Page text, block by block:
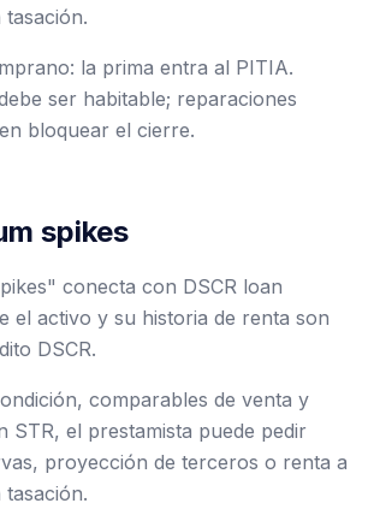
la prima entra al PITIA.
ser habitable; reparaciones
bloquear el cierre.
spikes
conecta con DSCR loan
el activo y su historia de renta son
DSCR.
comparables de venta y
STR, el prestamista puede pedir
proyección de terceros o renta a